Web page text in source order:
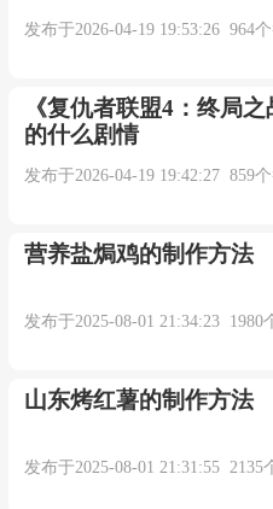
来自互联网
更多相关例句：
Haughtily raise
他谦卑而骄傲地欠
缄默. ”【互联网】
Characteristic
特色理应成为竞争
发布于2026-04-19 19:53:26 964
《复仇者联盟4：终局
的什么剧情
发布于2026-04-19 19:42:27 859
营养盐焗鸡的制作方法
发布于2025-08-01 21:34:23 1980
山东烤红薯的制作方法
发布于2025-08-01 21:31:55 2135